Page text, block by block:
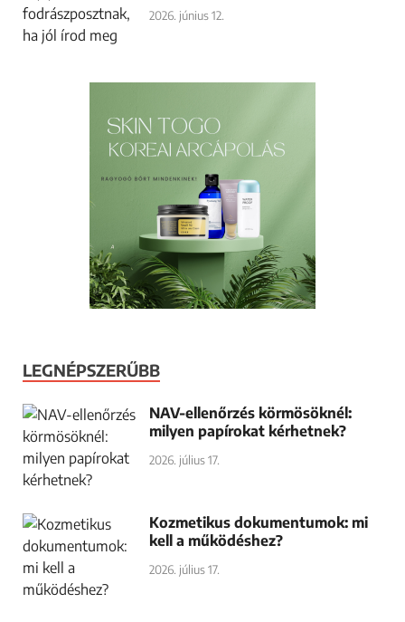
2026. június 12.
LEGNÉPSZERŰBB
NAV-ellenőrzés körmösöknél:
milyen papírokat kérhetnek?
2026. július 17.
Kozmetikus dokumentumok: mi
kell a működéshez?
2026. július 17.